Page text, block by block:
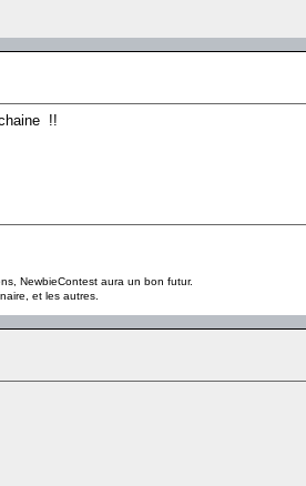
!!
NewbieContest aura un bon futur.
et les autres.